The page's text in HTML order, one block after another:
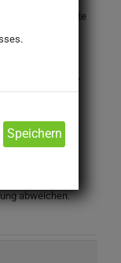
Bohnen*, rote
Maisöl*,
Anbau.
abweichen.